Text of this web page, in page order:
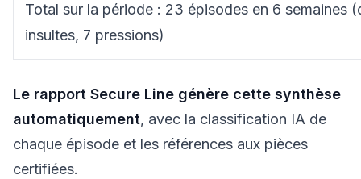
Total sur la période : 23 épisodes en 6 semaines
insultes, 7 pressions)
Le rapport Secure Line génère cette synthèse
automatiquement, avec la classification IA de
chaque épisode et les références aux pièces
certifiées.